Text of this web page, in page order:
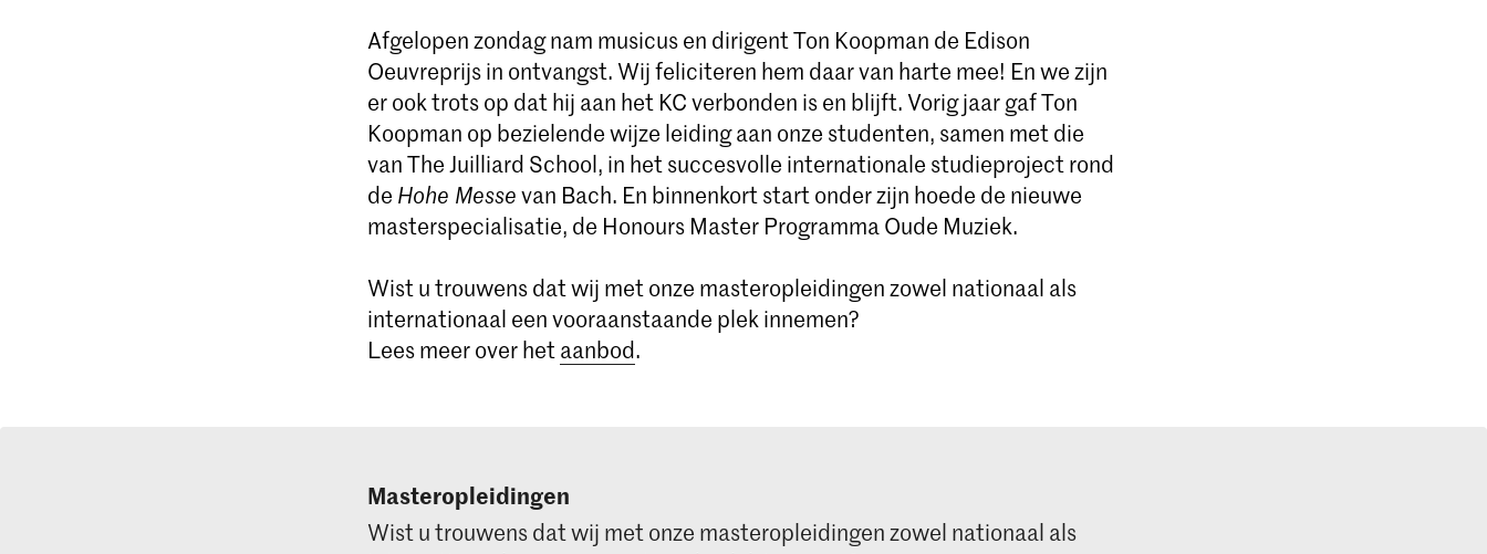
Afgelopen zondag nam musicus en dirigent Ton Koopman de Edison
Oeuvreprijs in ontvangst. Wij feliciteren hem daar van harte mee! En we zijn
er ook trots op dat hij aan het KC verbonden is en blijft. Vorig jaar gaf Ton
Koopman op bezielende wijze leiding aan onze studenten, samen met die
van The Juilliard School, in het succesvolle internationale studieproject rond
de Hohe Messevan Bach. En binnenkort start onder zijn hoede de nieuwe
masterspecialisatie, de Honours Master Programma Oude Muziek.
Wist u trouwens dat wij met onze masteropleidingen zowel nationaal als
internationaal een vooraanstaande plek innemen?
Lees meer over het aanbod.
Masteropleidingen
Wist u trouwens dat wij met onze masteropleidingen zowel nationaal als